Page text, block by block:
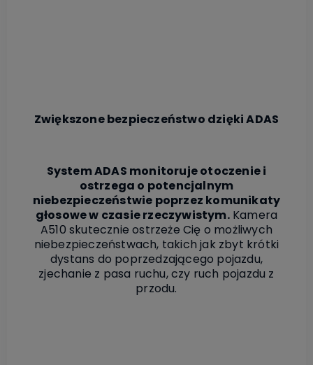
Zwiększone bezpieczeństwo dzięki ADAS
System ADAS monitoruje otoczenie i
ostrzega o potencjalnym
niebezpieczeństwie poprzez komunikaty
głosowe w czasie rzeczywistym.Kamera
A510 skutecznie ostrzeże Cię o możliwych
niebezpieczeństwach, takich jak zbyt krótki
dystans do poprzedzającego pojazdu,
zjechanie z pasa ruchu, czy ruch pojazdu z
przodu.